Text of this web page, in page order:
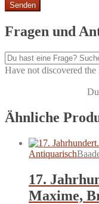
Fragen und
Have not discovered
Ähnliche
Antiquarisch
17.
Maxime,